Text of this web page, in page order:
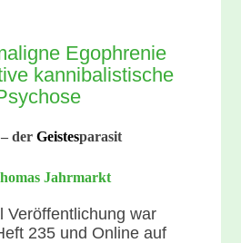
Egophrenie
kannibalistische
der Geistesparasit
Jahrmarkt
Veröffentlichung war
235 und Online auf